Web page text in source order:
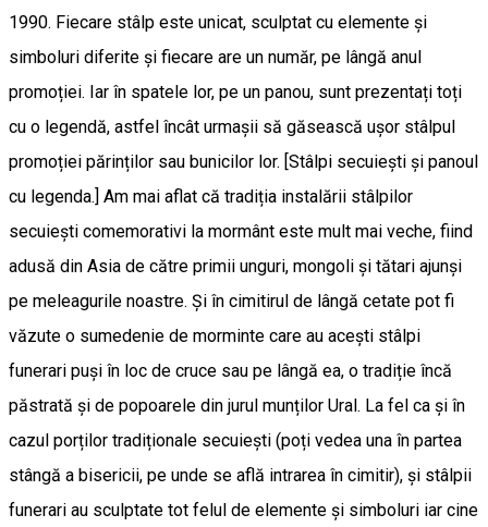
1990. Fiecare stâlp este unicat, sculptat cu elemente și
simboluri diferite și fiecare are un număr, pe lângă anul
promoției. Iar în spatele lor, pe un panou, sunt prezentați toți
cu o legendă, astfel încât urmașii să găsească ușor stâlpul
promoției părinților sau bunicilor lor. [Stâlpi secuiești și panoul
cu legenda.] Am mai aflat că tradiția instalării stâlpilor
secuiești comemorativi la mormânt este mult mai veche, fiind
adusă din Asia de către primii unguri, mongoli și tătari ajunși
pe meleagurile noastre. Și în cimitirul de lângă cetate pot fi
văzute o sumedenie de morminte care au acești stâlpi
funerari puși în loc de cruce sau pe lângă ea, o tradiție încă
păstrată și de popoarele din jurul munților Ural. La fel ca și în
cazul porților tradiționale secuiești (poți vedea una în partea
stângă a bisericii, pe unde se află intrarea în cimitir), și stâlpii
funerari au sculptate tot felul de elemente și simboluri iar cine